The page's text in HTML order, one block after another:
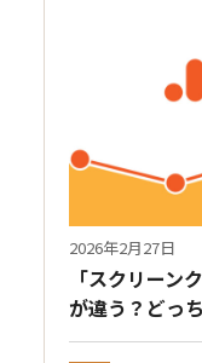
2026年2月27日
「スクリーン
が違う？どっ